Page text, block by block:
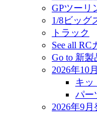
GPツーリ
1/8ビッグ
トラック
See all RC
Go to 新製
2026年10
キッ
パー
2026年9月